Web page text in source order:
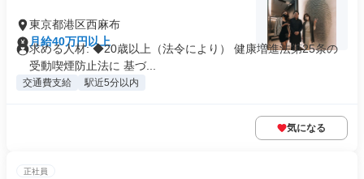
東京都港区西麻布
月給40万円以上
求める人材: ◆20歳以上（法令により） 健康増進法第25条の
受動喫煙防止法に 基づ...
交通費支給 駅近5分以内
気になる
正社員